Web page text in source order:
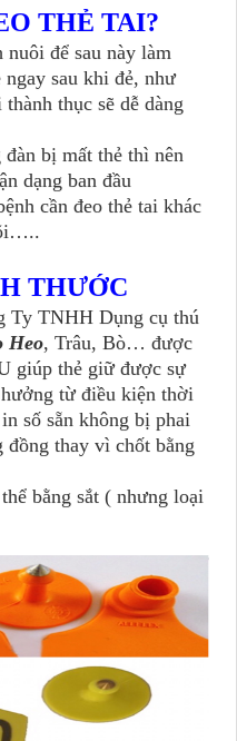
THẺ TAI?
để sau này làm
sau khi đẻ, như
thục sẽ dễ dàng
bị mất thẻ thì nên
dạng ban đầu
cần đeo thẻ tai khác
THƯỚC
Ty TNHH Dụng cụ thú
Heo, Trâu, Bò… được
giúp thẻ giữ được sự
từ điều kiện thời
số sẵn không bị phai
thay vì chốt bằng
bằng sắt ( nhưng loại